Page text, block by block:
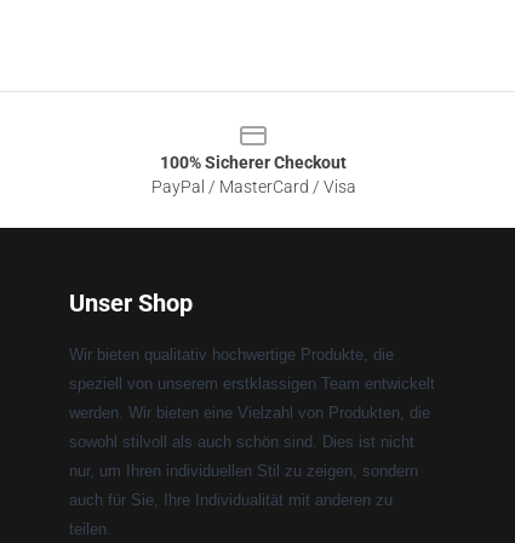
100% Sicherer Checkout
PayPal / MasterCard / Visa
Unser Shop
Wir bieten qualitativ hochwertige Produkte, die
speziell von unserem erstklassigen Team entwickelt
werden. Wir bieten eine Vielzahl von Produkten, die
sowohl stilvoll als auch schön sind. Dies ist nicht
nur, um Ihren individuellen Stil zu zeigen, sondern
auch für Sie, Ihre Individualität mit anderen zu
teilen.